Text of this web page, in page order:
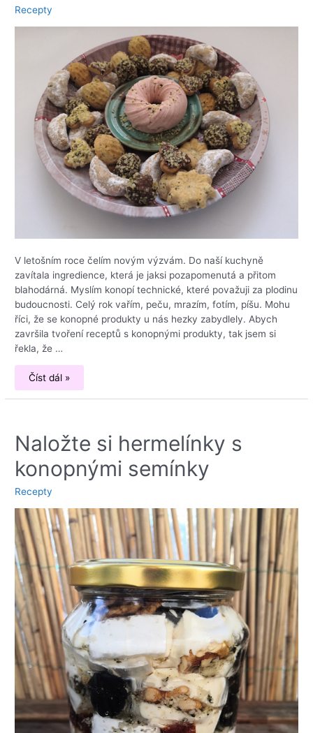
Recepty
V letošním roce čelím novým výzvám. Do naší kuchyně
zavítala ingredience, která je jaksi pozapomenutá a přitom
blahodárná. Myslím konopí technické, které považuji za plodinu
budoucnosti. Celý rok vařím, peču, mrazím, fotím, píšu. Mohu
říci, že se konopné produkty u nás hezky zabydlely. Abych
završila tvoření receptů s konopnými produkty, tak jsem si
řekla, že …
Cukroví
s
konopím,
vyzkoušejte
Číst dál »
Naložte si hermelínky s
konopnými semínky
Recepty